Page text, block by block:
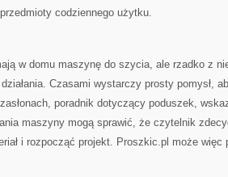
codziennego użytku.
w domu maszynę do szycia, ale rzadko z
Czasami wystarczy prosty pomysł,
poradnik dotyczący poduszek,
maszyny mogą sprawić, że czytelnik
i rozpocząć projekt. Proszkic.pl może więc